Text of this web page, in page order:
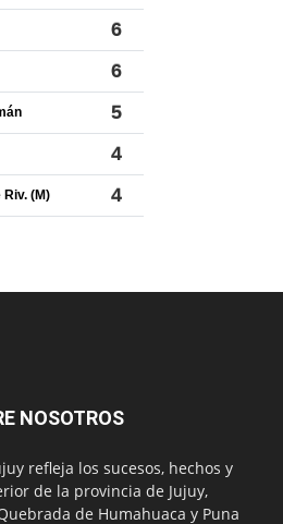
NOSOTROS
refleja los sucesos, hechos y
de la provincia de Jujuy,
de Humahuaca y Puna